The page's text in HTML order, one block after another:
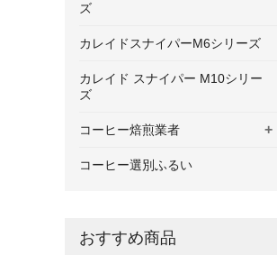
ズ
カレイドスナイパーM6シリーズ
カレイド スナイパー M10シリー
ズ
+
コーヒー焙煎業者
コーヒー選別ふるい
おすすめ商品